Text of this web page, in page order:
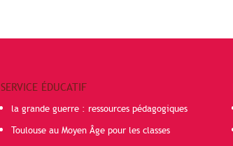
SERVICE ÉDUCATIF
la grande guerre : ressources pédagogiques
Toulouse au Moyen Âge pour les classes